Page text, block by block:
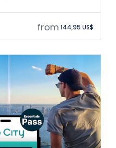
from 144,95 US$